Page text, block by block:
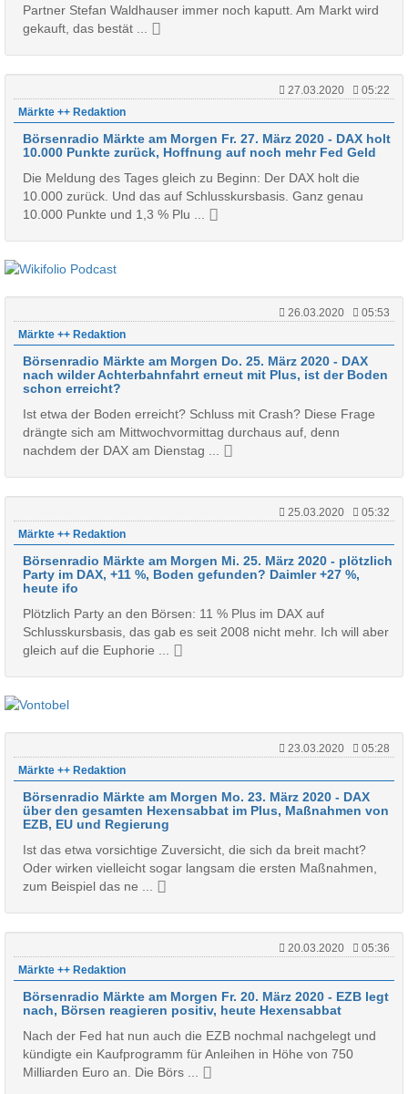
Partner Stefan Waldhauser immer noch kaputt. Am Markt wird
gekauft, das bestät ...
27.03.2020
05:22
Märkte ++ Redaktion
Börsenradio Märkte am Morgen Fr. 27. März 2020 - DAX holt
10.000 Punkte zurück, Hoffnung auf noch mehr Fed Geld
Die Meldung des Tages gleich zu Beginn: Der DAX holt die
10.000 zurück. Und das auf Schlusskursbasis. Ganz genau
10.000 Punkte und 1,3 % Plu ...
26.03.2020
05:53
Märkte ++ Redaktion
Börsenradio Märkte am Morgen Do. 25. März 2020 - DAX
nach wilder Achterbahnfahrt erneut mit Plus, ist der Boden
schon erreicht?
Ist etwa der Boden erreicht? Schluss mit Crash? Diese Frage
drängte sich am Mittwochvormittag durchaus auf, denn
nachdem der DAX am Dienstag ...
25.03.2020
05:32
Märkte ++ Redaktion
Börsenradio Märkte am Morgen Mi. 25. März 2020 - plötzlich
Party im DAX, +11 %, Boden gefunden? Daimler +27 %,
heute ifo
Plötzlich Party an den Börsen: 11 % Plus im DAX auf
Schlusskursbasis, das gab es seit 2008 nicht mehr. Ich will aber
gleich auf die Euphorie ...
23.03.2020
05:28
Märkte ++ Redaktion
Börsenradio Märkte am Morgen Mo. 23. März 2020 - DAX
über den gesamten Hexensabbat im Plus, Maßnahmen von
EZB, EU und Regierung
Ist das etwa vorsichtige Zuversicht, die sich da breit macht?
Oder wirken vielleicht sogar langsam die ersten Maßnahmen,
zum Beispiel das ne ...
20.03.2020
05:36
Märkte ++ Redaktion
Börsenradio Märkte am Morgen Fr. 20. März 2020 - EZB legt
nach, Börsen reagieren positiv, heute Hexensabbat
Nach der Fed hat nun auch die EZB nochmal nachgelegt und
kündigte ein Kaufprogramm für Anleihen in Höhe von 750
Milliarden Euro an. Die Börs ...